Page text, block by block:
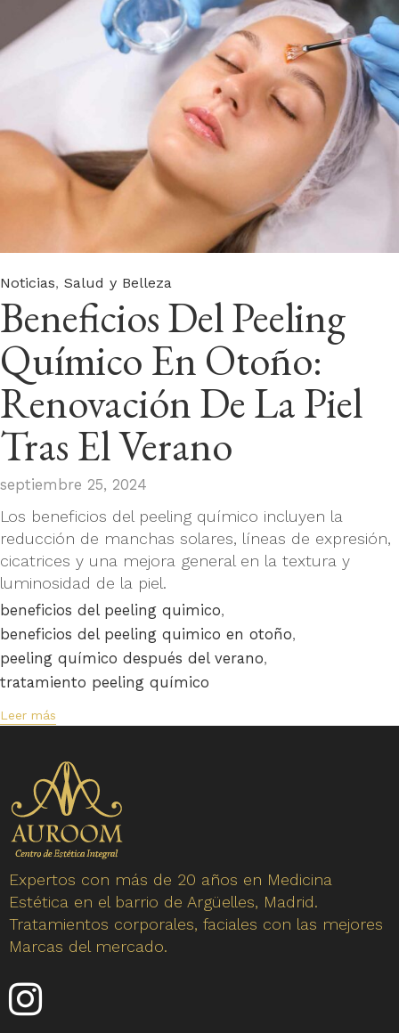
Category
Noticias, Salud y Belleza
Beneficios Del Peeling
Químico En Otoño:
Renovación De La Piel
Tras El Verano
septiembre 25, 2024
Los beneficios del peeling químico incluyen la
reducción de manchas solares, líneas de expresión,
cicatrices y una mejora general en la textura y
luminosidad de la piel.
Tags
beneficios del peeling quimico,
beneficios del peeling quimico en otoño,
peeling químico después del verano,
tratamiento peeling químico
Leer más
Expertos con más de 20 años en Medicina
Estética en el barrio de Argüelles, Madrid.
Tratamientos corporales, faciales con las mejores
Marcas del mercado.
Enlace
a